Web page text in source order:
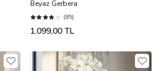
Beyaz Gerbera
(85)
1.099,00 TL